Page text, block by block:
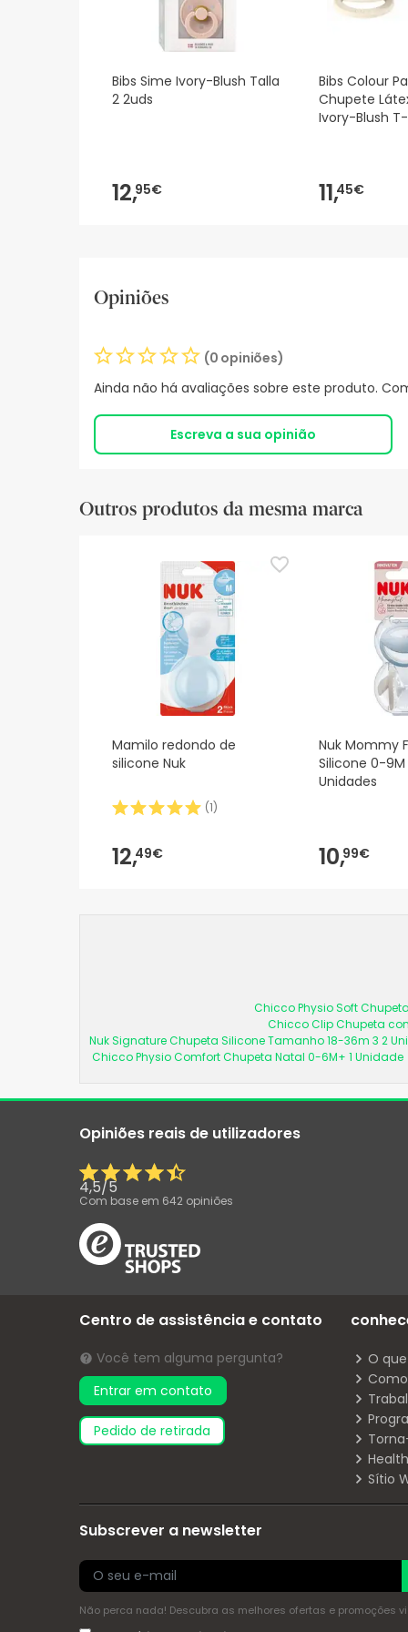
Bibs Sime Ivory-Blush Talla
2 2uds
12,95€
Bibs Colour
Chupete
Ivory-Blush
11,45€
Opiniões
(0 opiniões)
Ainda não há avaliações sobre este produto.
Escreva a sua opinião
Outros produtos da mesma marca
Mamilo redondo de
silicone Nuk
(1)
12,49€
Nuk Mommy
Silicone 0-9M
Unidades
10,99€
Chicco Physio Soft
Chicco Clip Chupeta
Nuk Signature Chupeta Silicone Tamanho 18-36m 3 2
Chicco Physio Comfort Chupeta Natal 0-6M+ 1 Unidade
Opiniões reais de utilizadores
4,5/5
Com base em 642 opiniões
Centro de assistência e contato
Você tem alguma pergunta?
Entrar em contato
pedido de retirada
O
Sítio
Subscrever a newsletter
Não perca nada! Descubra as melhores ofertas e promoções